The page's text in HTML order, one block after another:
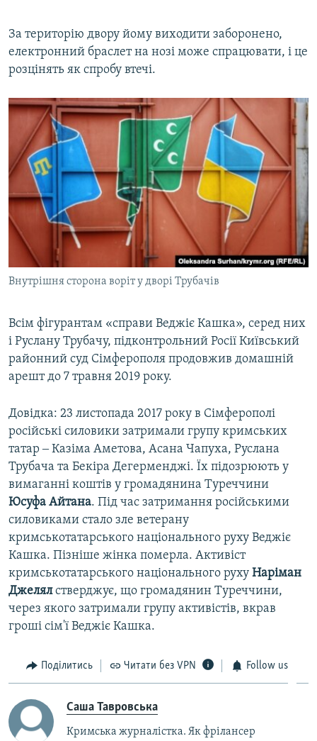
За територію двору йому виходити заборонено,
електронний браслет на нозі може спрацювати, і це
розцінять як спробу втечі.
Внутрішня сторона воріт у дворі Трубачів
Всім фігурантам «справи Веджіє Кашка», серед них
і Руслану Трубачу, підконтрольний Росії Київський
районний суд Сімферополя продовжив домашній
арешт до 7 травня 2019 року.
Довідка: 23 листопада 2017 року в Сімферополі
російські силовики затримали групу кримських
татар ‒ Казіма Аметова, Асана Чапуха, Руслана
Трубача та Бекіра Дегерменджі. Їх підозрюють у
вимаганні коштів у громадянина Туреччини
Юсуфа Айтана. Під час затримання російськими
силовиками стало зле ветерану
кримськотатарського національного руху Веджіє
Кашка. Пізніше жінка померла. Активіст
кримськотатарського національного руху Наріман
Джелялстверджує, що громадянин Туреччини,
через якого затримали групу активістів, вкрав
гроші сім'ї Веджіє Кашка.
Поділитись Читати без VPN Follow us
Саша Тавровська
Кримська журналістка. Як фрілансер